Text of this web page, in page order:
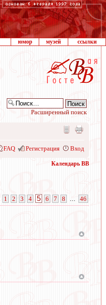
юмор музей ссылки
Расширенный поиск
FAQ Регистрация Вход
Календарь ВВ
1 2 3 4 5 6 7 8 46